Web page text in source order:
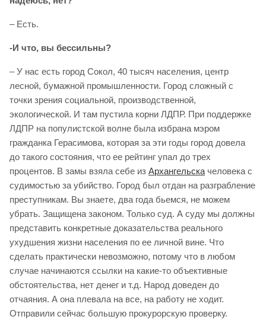
– Есть.
-И что, вы бессильны?
– У нас есть город Сокол, 40 тысяч населения, центр
лесной, бумажной промышленности. Город сложный с
точки зрения социальной, производственной,
экологической. И там пустила корни ЛДПР. При поддержке
ЛДПР на популистской волне была избрана мэром
гражданка Герасимова, которая за эти годы город довела
до такого состояния, что ее рейтинг упал до трех
процентов. В замы взяла себе из Архангельскачеловека с
судимостью за убийство. Город был отдан на разграбление
преступникам. Вы знаете, два года бьемся, не можем
убрать. Защищена законом. Только суд. А суду мы должны
представить конкретные доказательства реального
ухудшения жизни населения по ее личной вине. Что
сделать практически невозможно, потому что в любом
случае начинаются ссылки на какие-то объективные
обстоятельства, нет денег и т.д. Народ доведен до
отчаяния. А она плевала на все, на работу не ходит.
Отправили сейчас большую прокурорскую проверку.